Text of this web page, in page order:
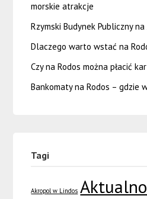
morskie atrakcje
Rzymski Budynek Publiczny
Dlaczego warto wstać na
Czy na Rodos można płacić
Bankomaty na Rodos – gdzie
Tagi
Akropol w Lindos